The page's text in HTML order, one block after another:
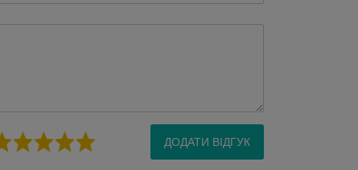
ДОДАТИ ВІДГУК